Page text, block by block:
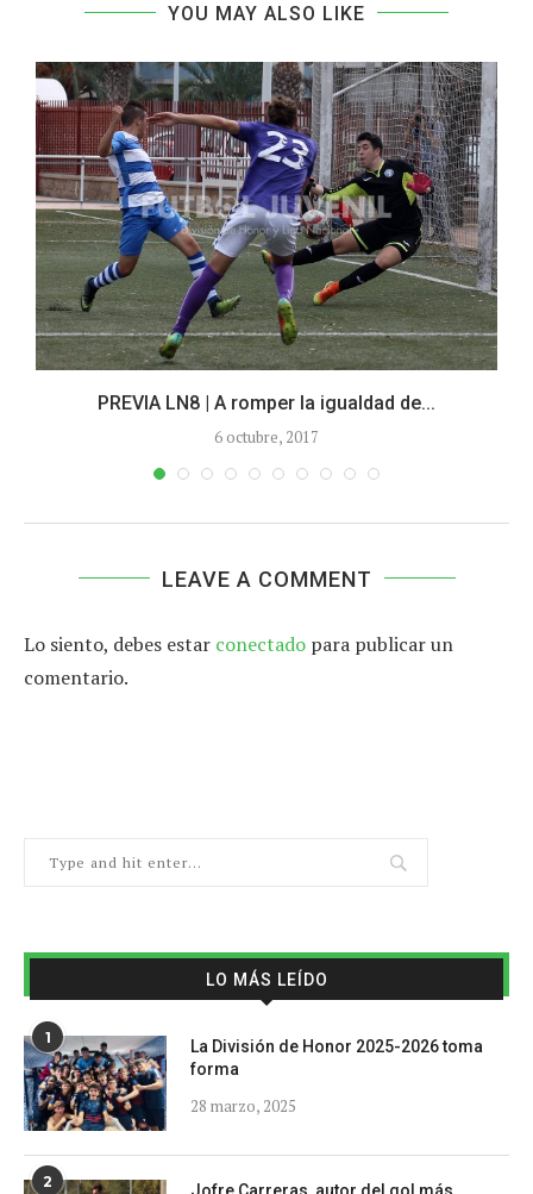
YOU MAY ALSO LIKE
PREVIA LN8 | A romper la igualdad de...
6 octubre, 2017
LEAVE A COMMENT
Lo siento, debes estar conectado para publicar un
comentario.
LO MÁS LEÍDO
1
La División de Honor 2025-2026 toma
forma
28 marzo, 2025
2
Jofre Carreras, autor del gol más